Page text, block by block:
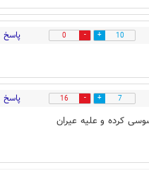
10
0 پاسخ
7
16 پاسخ
کرده و علیه عیران